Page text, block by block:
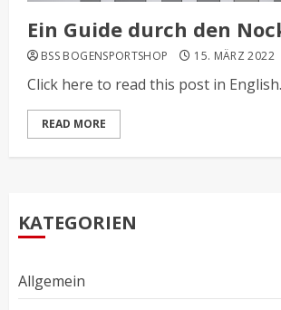
Ein Guide durch den
BSS BOGENSPORTSHOP 15. MÄRZ 2022
Click here to read this post in
READ MORE
KATEGORIEN
Allgemein